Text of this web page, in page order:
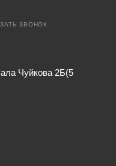
ЗВОНОК
Чуйкова 2Б(5